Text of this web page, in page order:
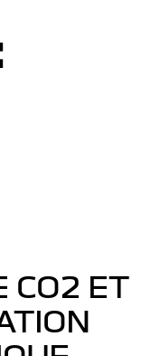
CO2 ET